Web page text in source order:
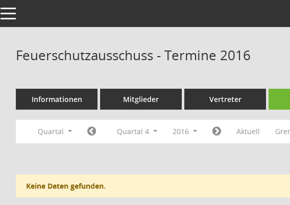
Toggle navigation
Feuerschutzausschuss - Termine 2016
Informationen Mitglieder Vertreter
Quartal Quartal 4 2016 Aktuell
Keine Daten gefunden.